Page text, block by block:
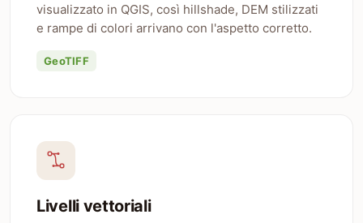
visualizzato in QGIS, così hillshade, DEM stilizzati
e rampe di colori arrivano con l'aspetto corretto.
GeoTIFF
Livelli vettoriali